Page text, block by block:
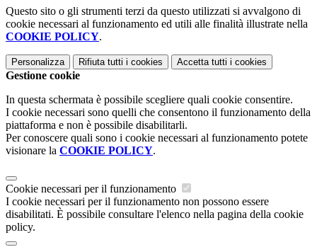
Questo sito o gli strumenti terzi da questo utilizzati si avvalgono di
cookie necessari al funzionamento ed utili alle finalità illustrate nella
COOKIE POLICY.
Personalizza Rifiuta tutti i cookies Accetta tutti i cookies
Gestione cookie
In questa schermata è possibile scegliere quali cookie consentire.
I cookie necessari sono quelli che consentono il funzionamento della
piattaforma e non è possibile disabilitarli.
Per conoscere quali sono i cookie necessari al funzionamento potete
visionare la COOKIE POLICY.
Cookie necessari per il funzionamento
I cookie necessari per il funzionamento non possono essere
disabilitati. È possibile consultare l'elenco nella pagina della cookie
policy.